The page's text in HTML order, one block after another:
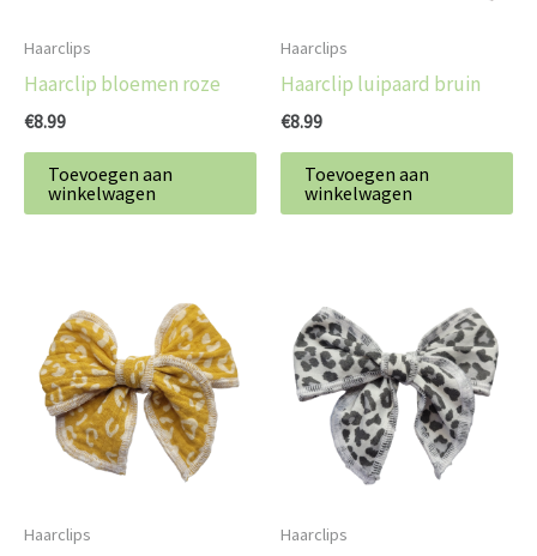
Haarclips
Haarclip bloemen roze
€8.99
Toevoegen aan
winkelwagen
Haarclips
Haarclip luipaard bruin
€8.99
Toevoegen aan
winkelwagen
Haarclips Haarclips